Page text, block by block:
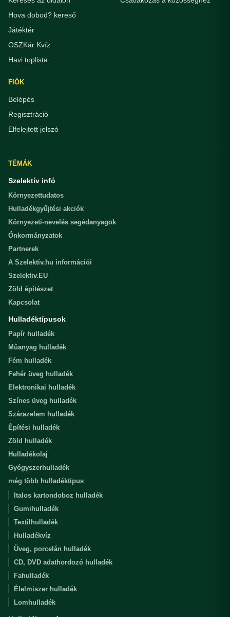
Hova dobod? kereső
Játéktér
OSZKár Kvíz
Havi toplista
FIÓK
Belépés
Regisztráció
Elfelejtett jelszó
TÉMÁK
Szelektív infó
Környezettudatos
Hulladékgyűjtési akciók
Környezeti-nevelés segédanyagok
Önkormányzatok
Partnerek
A Szelektív.hu információi
Szelektiv.EU
Zöld építészet
Kapcsolat
Hulladéktípusok
Papír hulladék
Műanyag hulladék
Fém hulladék
Fehér üveg hulladék
Elektronikai hulladék
Színes üveg hulladék
Szárazelem hulladék
Építési hulladék
Zöld hulladék
Hulladékolaj
Gyógyszerhulladék
még több hulladéktipus
Italos kartondoboz hulladék
Gumihulladék
Textilhulladék
Hulladékvíz
Üveg, porcelán hulladék
CD, DVD adathordozó hulladék
Fahulladék
Élelmiszer hulladék
Lomhulladék